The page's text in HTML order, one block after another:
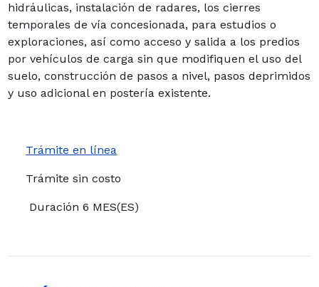
hidráulicas, instalación de radares, los cierres
temporales de vía concesionada, para estudios o
exploraciones, así como acceso y salida a los predios
por vehículos de carga sin que modifiquen el uso del
suelo, construcción de pasos a nivel, pasos deprimidos
y uso adicional en postería existente.
Trámite en línea
Trámite sin costo
Duración 6 MES(ES)